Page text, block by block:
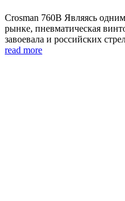
Crosman 760B Являясь
рынке, пневматическая
завоевала и российских
read more